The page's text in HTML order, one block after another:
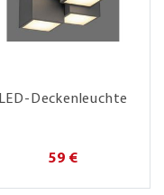
LED-Deckenleuchte
59 €